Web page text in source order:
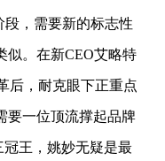
段，需要新的标志性
似。在新CEO艾略特
后，耐克眼下正重点
要一位顶流撑起品牌
王，姚妙无疑是最